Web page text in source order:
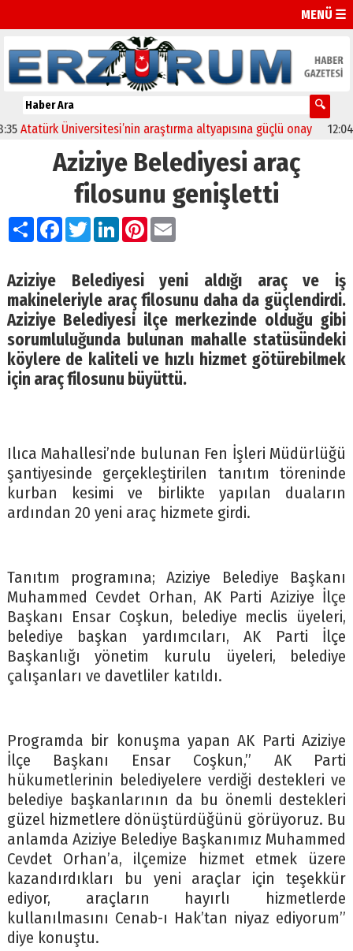
MENÜ ☰
Üniversitesi’nin araştırma altyapısına güçlü onay 12:04
Aziziye Belediyesi araç
filosunu genişletti
PaylaşFacebook
TwitterLinkedIn
Pinterest
Email
Aziziye Belediyesi yeni aldığı araç ve iş
makineleriyle araç filosunu daha da güçlendirdi.
Aziziye Belediyesi ilçe merkezinde olduğu gibi
sorumluluğunda bulunan mahalle statüsündeki
köylere de kaliteli ve hızlı hizmet götürebilmek
için araç filosunu büyüttü.
Ilıca Mahallesi’nde bulunan Fen İşleri Müdürlüğü
şantiyesinde gerçekleştirilen tanıtım töreninde
kurban kesimi ve birlikte yapılan duaların
ardından 20 yeni araç hizmete girdi.
Tanıtım programına; Aziziye Belediye Başkanı
Muhammed Cevdet Orhan, AK Parti Aziziye İlçe
Başkanı Ensar Coşkun, belediye meclis üyeleri,
belediye başkan yardımcıları, AK Parti İlçe
Başkanlığı yönetim kurulu üyeleri, belediye
çalışanları ve davetliler katıldı.
Programda bir konuşma yapan AK Parti Aziziye
İlçe Başkanı Ensar Coşkun,” AK Parti
hükumetlerinin belediyelere verdiği destekleri ve
belediye başkanlarının da bu önemli destekleri
güzel hizmetlere dönüştürdüğünü görüyoruz. Bu
anlamda Aziziye Belediye Başkanımız Muhammed
Cevdet Orhan’a, ilçemize hizmet etmek üzere
kazandırdıkları bu yeni araçlar için teşekkür
ediyor, araçların hayırlı hizmetlerde
kullanılmasını Cenab-ı Hak’tan niyaz ediyorum”
diye konuştu.